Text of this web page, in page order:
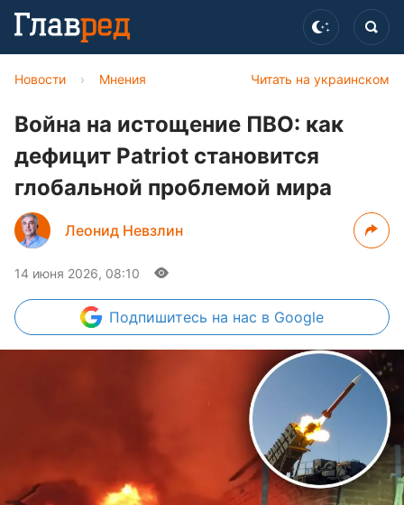
Читать на украинском
Новости › Мнения
Война на истощение ПВО: как
дефицит Patriot становится
глобальной проблемой мира
Леонид Невзлин
14 июня 2026, 08:10
Подпишитесь на нас в Google